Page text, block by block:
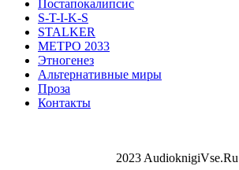
Постапокалипсис
S-T-I-K-S
STALKER
МЕТРО 2033
Этногенез
Альтернативные миры
Проза
Контакты
2023 AudioknigiVse.Ru